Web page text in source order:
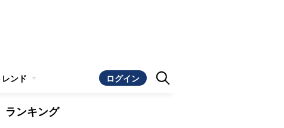
レンド ログイン
ランキング